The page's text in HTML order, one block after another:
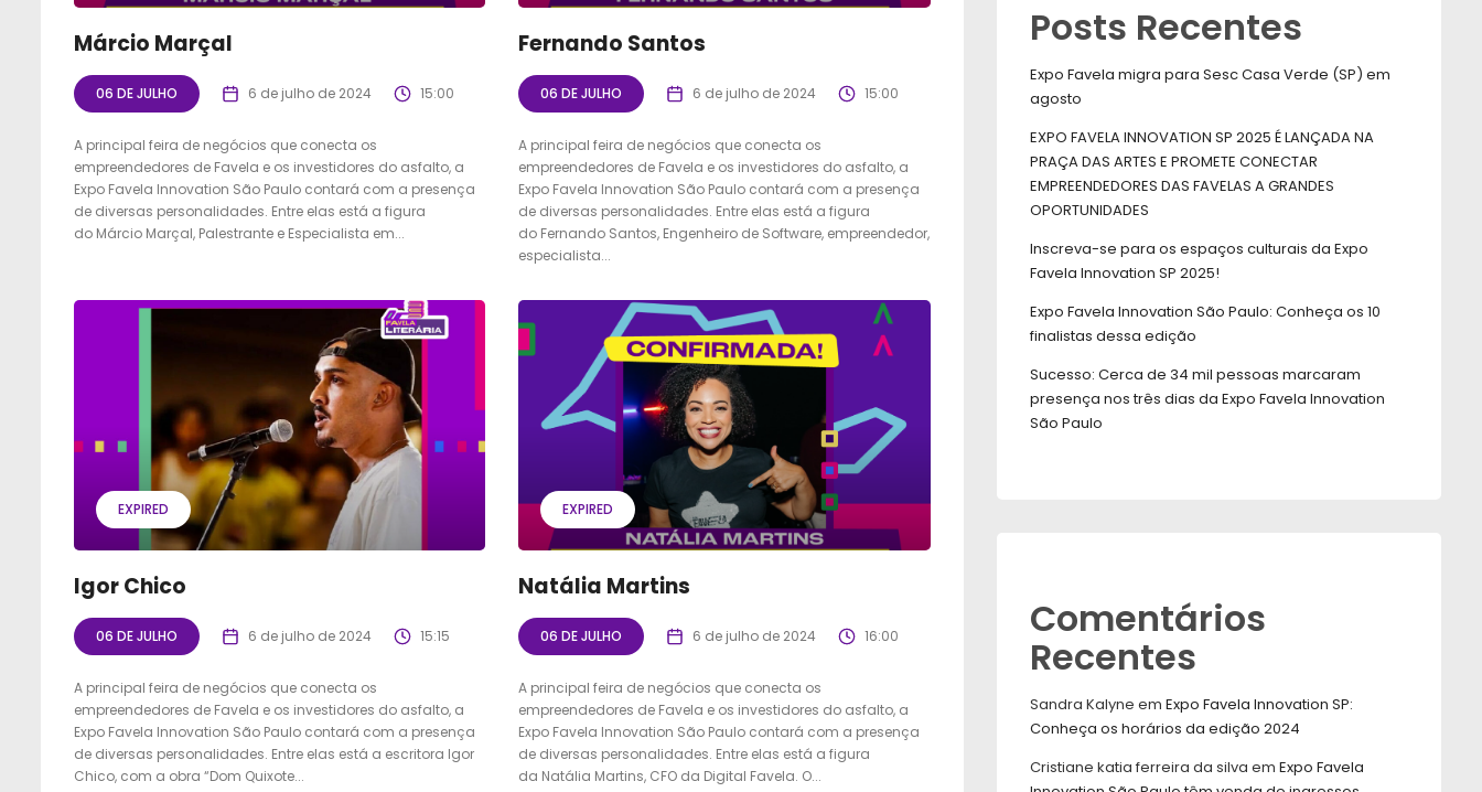
Márcio Marçal
06 DE JULHO 6 de julho de 2024 15:00
A principal feira de negócios que conecta os
empreendedores de Favela e os investidores do asfalto, a
Expo Favela Innovation São Paulo contará com a presença
de diversas personalidades. Entre elas está a figura
do Márcio Marçal, Palestrante e Especialista em...
Fernando Santos
06 DE JULHO 6 de julho de 2024 15:00
A principal feira de negócios que conecta os
empreendedores de Favela e os investidores do asfalto, a
Expo Favela Innovation São Paulo contará com a presença
de diversas personalidades. Entre elas está a figura
do Fernando Santos, Engenheiro de Software, empreendedor,
especialista...
EXPIRED
Igor Chico
06 DE JULHO 6 de julho de 2024 15:15
A principal feira de negócios que conecta os
empreendedores de Favela e os investidores do asfalto, a
Expo Favela Innovation São Paulo contará com a presença
de diversas personalidades. Entre elas está a escritora Igor
Chico, com a obra “Dom Quixote...
EXPIRED
Natália Martins
06 DE JULHO 6 de julho de 2024 16:00
A principal feira de negócios que conecta os
empreendedores de Favela e os investidores do asfalto, a
Expo Favela Innovation São Paulo contará com a presença
de diversas personalidades. Entre elas está a figura
da Natália Martins, CFO da Digital Favela. O...
Posts Recentes
Expo Favela migra para Sesc Casa Verde (SP) em
agosto
EXPO FAVELA INNOVATION SP 2025 É LANÇADA NA
PRAÇA DAS ARTES E PROMETE CONECTAR
EMPREENDEDORES DAS FAVELAS A GRANDES
OPORTUNIDADES
Inscreva-se para os espaços culturais da Expo
Favela Innovation SP 2025!
Expo Favela Innovation São Paulo: Conheça os 10
finalistas dessa edição
Sucesso: Cerca de 34 mil pessoas marcaram
presença nos três dias da Expo Favela Innovation
São Paulo
Comentários
Recentes
Sandra Kalyne em Expo Favela Innovation SP:
Conheça os horários da edição 2024
Cristiane katia ferreira da silva em Expo Favela